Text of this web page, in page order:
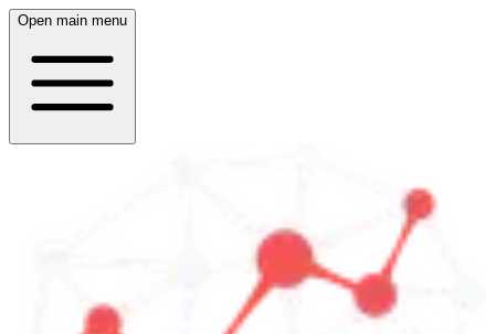
Open main menu